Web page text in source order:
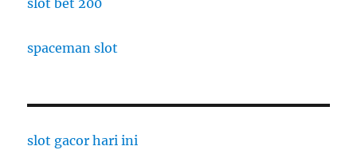
slot bet 200
spaceman slot
slot gacor hari ini